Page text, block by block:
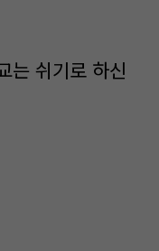
는 쉬기로 하신